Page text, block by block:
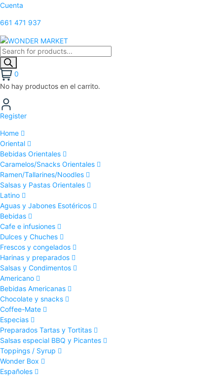
Cuenta
661 471 937
0
No hay productos en el carrito.
Register
Home
Oriental
Bebidas Orientales
Caramelos/Snacks Orientales
Ramen/Tallarines/Noodles
Salsas y Pastas Orientales
Latino
Aguas y Jabones Esotéricos
Bebidas
Cafe e infusiones
Dulces y Chuches
Frescos y congelados
Harinas y preparados
Salsas y Condimentos
Americano
Bebidas Americanas
Chocolate y snacks
Coffee-Mate
Especias
Preparados Tartas y Tortitas
Salsas especial BBQ y Picantes
Toppings / Syrup
Wonder Box
Españoles